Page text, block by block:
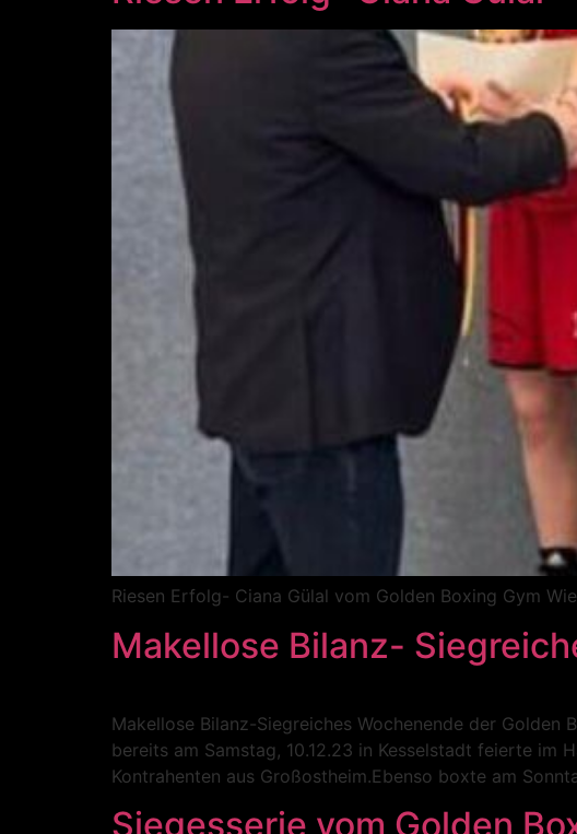
Riesen Erfolg- Ciana Gülal vom Golden Boxing Gym
Makellose Bilanz-
Makellose Bilanz-Siegreiches Wochenende der Golden
bereits am Samstag, 10.12.23 in Kesselstadt feierte im
Kontrahenten aus Großostheim.Ebenso boxte am
Siegesserie vom Golden